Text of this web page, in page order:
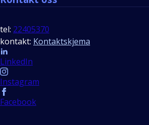
tel: 22405370
kontakt: Kontaktskjema
Follow us
LinkedIn
Instagram
Facebook